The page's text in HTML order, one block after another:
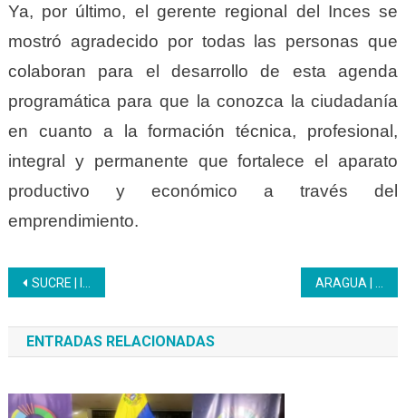
Ya, por último, el gerente regional del Inces se
mostró agradecido por todas las personas que
colaboran para el desarrollo de esta agenda
programática para que la conozca la ciudadanía
en cuanto a la formación técnica, profesional,
integral y permanente que fortalece el aparato
productivo y económico a través del
emprendimiento.
Navegación
de
entradas
SUCRE | Inces recibe dotación de insumos médicos
ENTRADAS RELACIONADAS